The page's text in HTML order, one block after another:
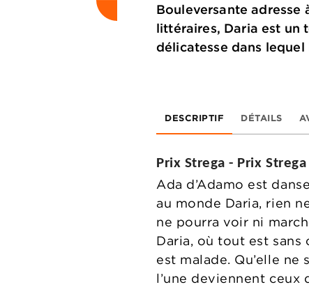
Bouleversante
littéraires, Daria est un
délicatesse dans
DESCRIPTIF DÉTAILS
Prix Strega - Prix
Ada d’Adamo est
au monde Daria, rien
ne pourra voir ni
Daria, où tout est sans
est malade. Qu’elle
l’une deviennent ceux